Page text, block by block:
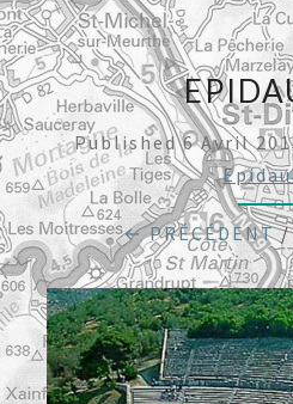
Published6 Avril
← PRÉCÉDENT